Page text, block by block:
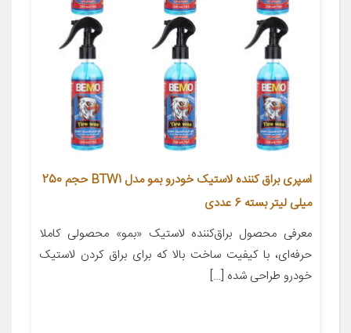
اسپری براق کننده لاستیک خودرو بمو مدل BTW1 حجم 250
میلی لیتر بسته 6 عددی
معرفی محصول براق‌کننده‌ لاستیک «بمو» محصولی کاملا
حرفه‌ای، با کیفیت ساخت بالا که برای براق ‌کردن لاستیک
خودرو طراحی ‌شده […]